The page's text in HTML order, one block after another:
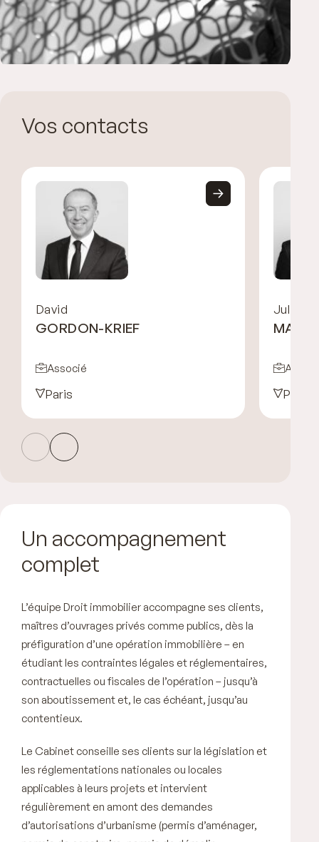
Vos contacts
David
GORDON-KRIEF
Associé
Paris
Julien
Paris
Un accompagnement
complet
L’équipe Droit immobilier accompagne ses clients,
maîtres d’ouvrages privés comme publics, dès la
préfiguration d’une opération immobilière – en
étudiant les contraintes légales et réglementaires,
contractuelles ou fiscales de l’opération – jusqu’à
son aboutissement et, le cas échéant, jusqu’au
contentieux.
Le Cabinet conseille ses clients sur la législation et
les réglementations nationales ou locales
applicables à leurs projets et intervient
régulièrement en amont des demandes
d’autorisations d’urbanisme (permis d’aménager,